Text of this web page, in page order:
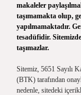
makaleler
taşımamakta olup,
yapılmamaktadır.
tesadüfidir.
taşımazlar.
Sitemiz, 5651 Sayılı
(BTK) tarafından
nedenle, sitedeki